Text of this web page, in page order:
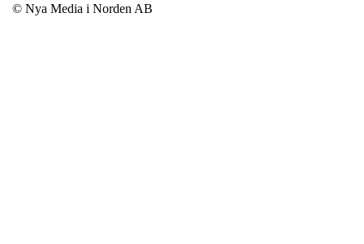
© Nya Media i Norden AB